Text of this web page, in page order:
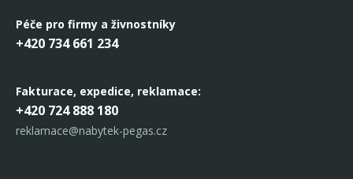
Péče pro firmy a živnostníky
+420 734 661 234
Fakturace, expedice, reklamace:
+420 724 888 180
reklamace@nabytek-pegas.cz